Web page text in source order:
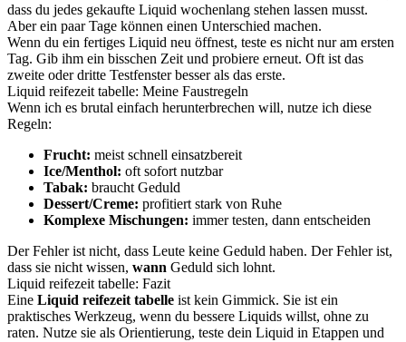
dass du jedes gekaufte Liquid wochenlang stehen lassen musst.
Aber ein paar Tage können einen Unterschied machen.
Wenn du ein fertiges Liquid neu öffnest, teste es nicht nur am ersten
Tag. Gib ihm ein bisschen Zeit und probiere erneut. Oft ist das
zweite oder dritte Testfenster besser als das erste.
Liquid reifezeit tabelle: Meine Faustregeln
Wenn ich es brutal einfach herunterbrechen will, nutze ich diese
Regeln:
Frucht: meist schnell einsatzbereit
Ice/Menthol: oft sofort nutzbar
Tabak: braucht Geduld
Dessert/Creme: profitiert stark von Ruhe
Komplexe Mischungen: immer testen, dann entscheiden
Der Fehler ist nicht, dass Leute keine Geduld haben. Der Fehler ist,
dass sie nicht wissen, wann Geduld sich lohnt.
Liquid reifezeit tabelle: Fazit
Eine Liquid reifezeit tabelle ist kein Gimmick. Sie ist ein
praktisches Werkzeug, wenn du bessere Liquids willst, ohne zu
raten. Nutze sie als Orientierung, teste dein Liquid in Etappen und